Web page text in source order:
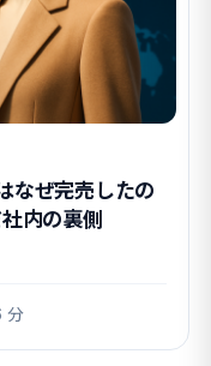
なぜ完売したの
内の裏側
分